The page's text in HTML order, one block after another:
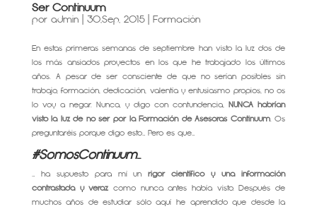
Ser Continuum
por admin| 30,Sep, 2015| Formación
En estas primeras semanas de septiembre han visto la luz dos de
los más ansiados proyectos en los que he trabajado los últimos
años. A pesar de ser consciente de que no serían posibles sin
trabajo, formación, dedicación, valentía y entusiasmo propios, no os
lo voy a negar. Nunca, y digo con contundencia,NUNCA habrían
visto la luz de no ser por la Formación de Asesoras Continuum. Os
preguntaréis porque digo esto… Pero es que…
#SomosContinuum…
… ha supuesto para mí unrigor científico y una información
contrastada y veraz como nunca antes había visto. Después de
muchos años de estudiar sólo aquí he aprendido que desde la